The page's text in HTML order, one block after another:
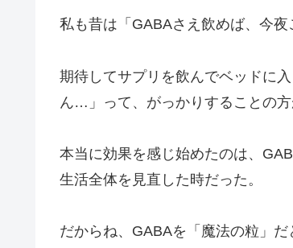
私も昔は「GABAさえ飲めば、今夜
期待してサプリを飲んでベッドに
ん…」って、がっかりすることの方
本当に効果を感じ始めたのは、
生活全体を見直した時だった。
だからね、GABAを「魔法の粒」